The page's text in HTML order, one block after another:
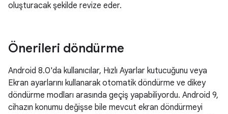
oluşturacak şekilde revize eder.
Önerileri döndürme
Android 8.0'da kullanıcılar, Hızlı Ayarlar kutucuğunu veya
Ekran ayarlarını kullanarak otomatik döndürme ve dikey
döndürme modları arasında geçiş yapabiliyordu. Android 9,
cihazın konumu değişse bile mevcut ekran döndürmeyi